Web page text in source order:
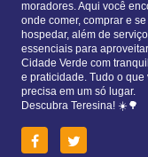
moradores. Aqui você
onde comer, comprar e se
hospedar, além de
essenciais para
Cidade Verde com
e praticidade. Tudo o que
precisa em um só lugar.
Descubra Teresina! ☀️🌳